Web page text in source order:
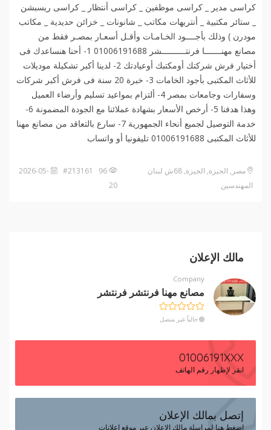
كراسى مدير _ كراسى موظفين _ كراسى أنتظار _ كراسى ريسبشن
_ ستائر مكتبية _ أنتريهات مكاتب _ شانونات _ خزائن حديدية _ مكاتب
مودرن ) وذلك بأجــــود الخـامـات وأقـل أسعـار بمصـر فقط من
مصانع مهنـــــــا فرنتــــــــــشر 01006191688 1- أحنا هنساعدك فى
أختيار فرش شركتك أومكتبك أوعيادتك 2- لدينا أكبر تشكيلة موديلات
للأثاث المكتبى بأجود الخامات 3- خبرة 20 سنة فى فرش أكبر شركات
وسفارات وجامعات بمصر 4- ألتزام بمواعيد تسليم وأرضاء العميل
وهذا هدفنا 5- أرخص الأسعار بشهادة عملائنا مع الجودة المضمونة 6-
خدمة التوصيل لجميع أنحاء الجمهورية 7- سارع بالتعاقد من مصانع مهنا
للأثاث المكتبى 01006191688 تليفونيا أو واتساب️
مصر, الجيزة, الجيزة, 68ش لبنان
المهندسين
96 #213161
2026-05-
20
مالك الإعلان
Company
مصانع مهنا فرنتشر فرنتشر
حالياً غير متصل
01006191XXX
انقر لإظهار رقم الهاتف
إتصل بمالك الإعلان
إضغط هنا لمراسلة مالك الإعلان عبر موقع إعلانات